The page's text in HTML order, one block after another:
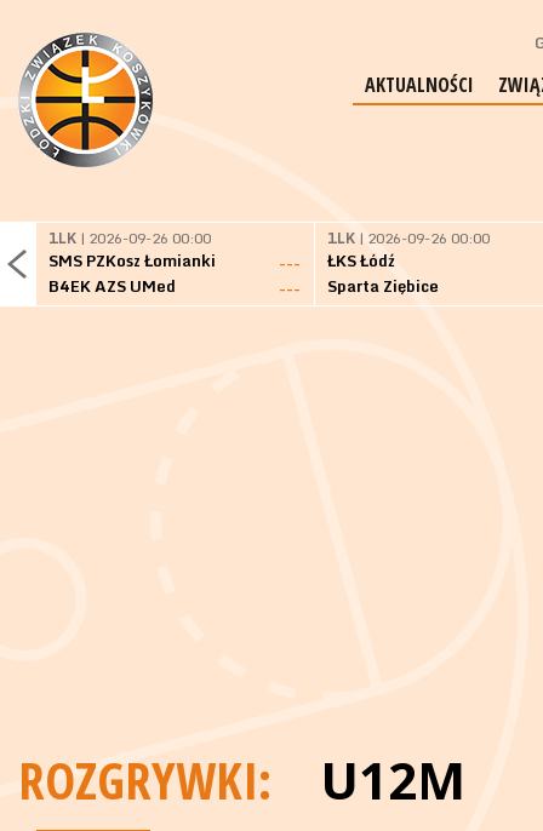
AKTUALNOŚCI
1LK | 2026-09-26 00:00
SMS PZKosz Łomianki
---
B4EK AZS UMed
---
1LK | 2026-09-26 00:00
ŁKS Łódź
Sparta Ziębice
ROZGRYWKI: U12M